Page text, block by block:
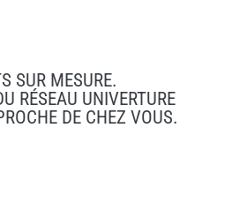
SUR MESURE.
RÉSEAU UNIVERTURE
DE CHEZ VOUS.